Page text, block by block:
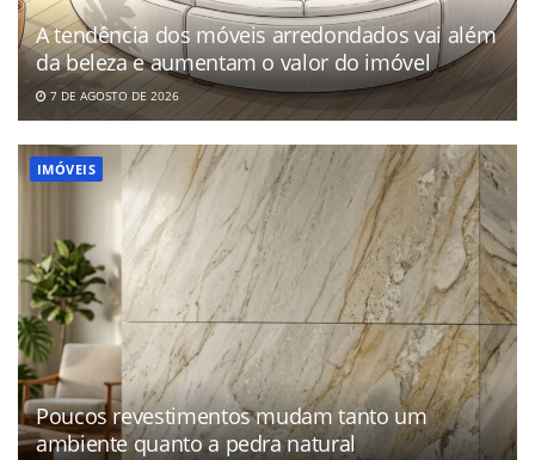
A tendência dos móveis arredondados vai além
da beleza e aumentam o valor do imóvel
7 DE AGOSTO DE 2026
IMÓVEIS
Poucos revestimentos mudam tanto um
ambiente quanto a pedra natural